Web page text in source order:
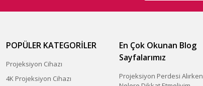
POPÜLER KATEGORİLER
Projeksiyon Cihazı
4K Projeksiyon Cihazı
En Çok Okunan Blog
Sayfalarımız
Projeksiyon Perdesi Alırken